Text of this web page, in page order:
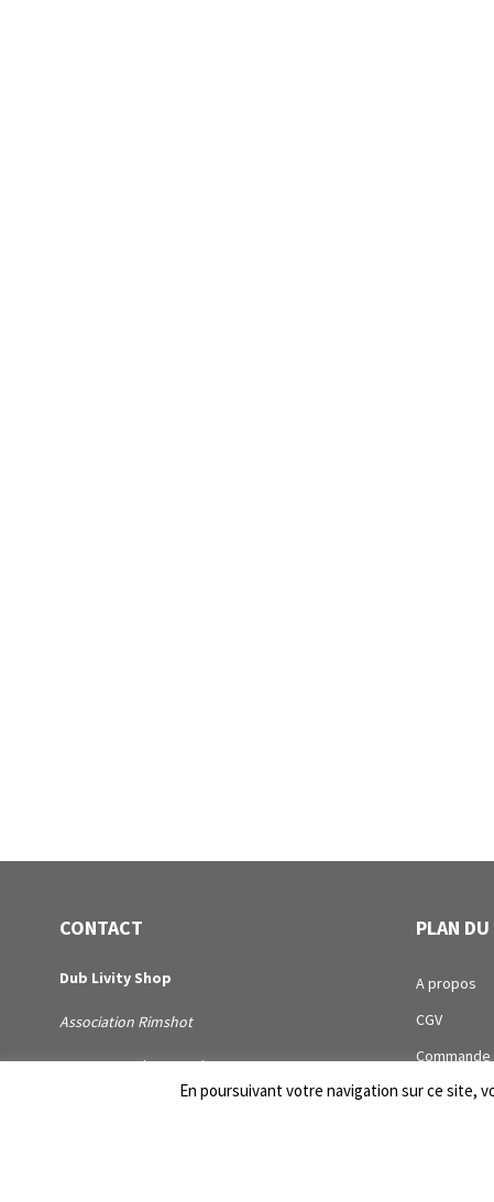
CONTACT
Dub Livity Shop
Association Rimshot
1 Avenue Arthur Benoit
PLAN
A propos
CGV
Commande
Compte
En poursuivant votre navigation sur ce site,